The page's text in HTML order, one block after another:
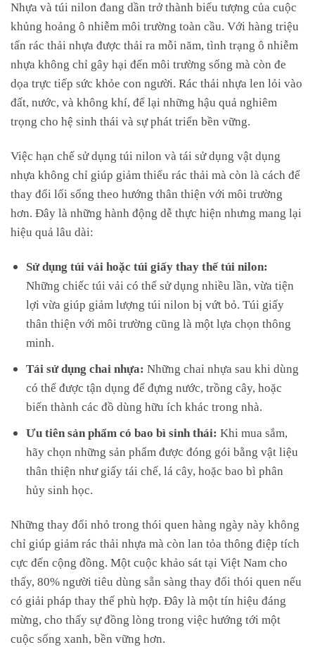
Nhựa và túi nilon đang dần trở thành biểu tượng của cuộc
khủng hoảng ô nhiễm môi trường toàn cầu. Với hàng triệu
tấn rác thải nhựa được thải ra mỗi năm, tình trạng ô nhiễm
nhựa không chỉ gây hại đến môi trường sống mà còn đe
dọa trực tiếp sức khỏe con người. Rác thải nhựa len lỏi vào
đất, nước, và không khí, để lại những hậu quả nghiêm
trọng cho hệ sinh thái và sự phát triển bền vững.
Việc hạn chế sử dụng túi nilon và tái sử dụng vật dụng
nhựa không chỉ giúp giảm thiểu rác thải mà còn là cách để
thay đổi lối sống theo hướng thân thiện với môi trường
hơn. Đây là những hành động dễ thực hiện nhưng mang lại
hiệu quả lâu dài:
Sử dụng túi vải hoặc túi giấy thay thế túi nilon:
Những chiếc túi vải có thể sử dụng nhiều lần, vừa tiện
lợi vừa giúp giảm lượng túi nilon bị vứt bỏ. Túi giấy
thân thiện với môi trường cũng là một lựa chọn thông
minh.
Tái sử dụng chai nhựa: Những chai nhựa sau khi dùng
có thể được tận dụng để đựng nước, trồng cây, hoặc
biến thành các đồ dùng hữu ích khác trong nhà.
Ưu tiên sản phẩm có bao bì sinh thái: Khi mua sắm,
hãy chọn những sản phẩm được đóng gói bằng vật liệu
thân thiện như giấy tái chế, lá cây, hoặc bao bì phân
hủy sinh học.
Những thay đổi nhỏ trong thói quen hàng ngày này không
chỉ giúp giảm rác thải nhựa mà còn lan tỏa thông điệp tích
cực đến cộng đồng. Một cuộc khảo sát tại Việt Nam cho
thấy, 80% người tiêu dùng sẵn sàng thay đổi thói quen nếu
có giải pháp thay thế phù hợp. Đây là một tín hiệu đáng
mừng, cho thấy sự đồng lòng trong việc hướng tới một
cuộc sống xanh, bền vững hơn.